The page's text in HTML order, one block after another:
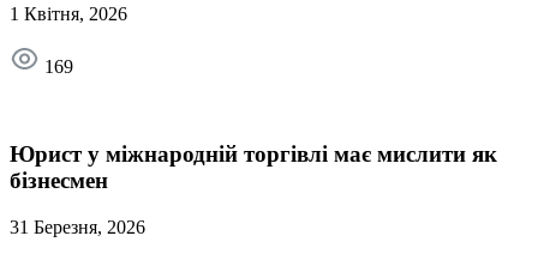
1 Квітня, 2026
169
Юрист у міжнародній торгівлі має мислити як
бізнесмен
31 Березня, 2026